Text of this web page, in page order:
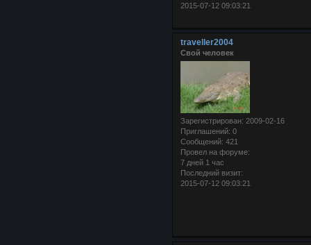
2015-07-12 09:03:21
traveller2004
Свой человек
Зарегистрирован: 2009-02-16
Приглашений: 0
Сообщений: 421
Провел на форуме:
7 дней 1 час
Последний визит:
2015-07-12 09:03:21